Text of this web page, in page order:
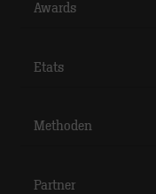
Awards
Etats
Methoden
Partner